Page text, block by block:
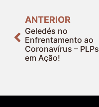
ANTERIOR
Geledés no
Enfrentamento ao
Coronavírus – PLPs
em Ação!